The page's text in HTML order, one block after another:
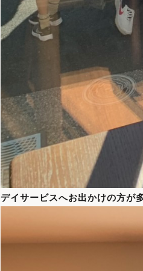
デイサービスへお出かけの方が